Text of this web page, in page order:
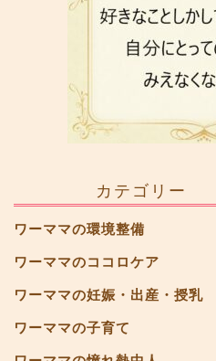
カテゴリー
ワーママの環境整備
ワーママのココロケア
ワーママの妊娠・出産・授乳
ワーママの子育て